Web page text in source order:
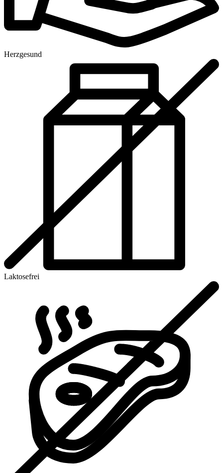
Herzgesund
Laktosefrei